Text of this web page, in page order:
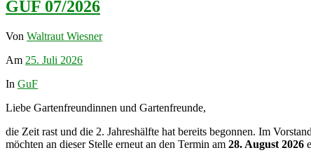
GUF 07/2026
Von Waltraut Wiesner
Am 25. Juli 2026
In GuF
Liebe Gartenfreundinnen und Gartenfreunde,
die Zeit rast und die 2. Jahreshälfte hat bereits begonnen. Im
möchten an dieser Stelle erneut an den Termin am 28. August 2026